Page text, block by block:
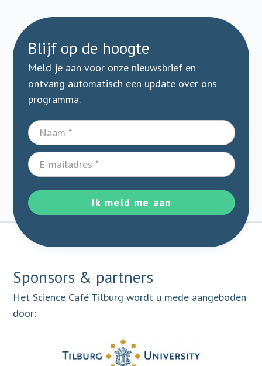
Blijf op de hoogte
Meld je aan voor onze nieuwsbrief en
ontvang automatisch een update over ons
programma.
Ik meld me aan
Sponsors & partners
Het Science Café Tilburg wordt u mede aangeboden
door: